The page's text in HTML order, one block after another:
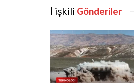
İlişkili Gönderiler